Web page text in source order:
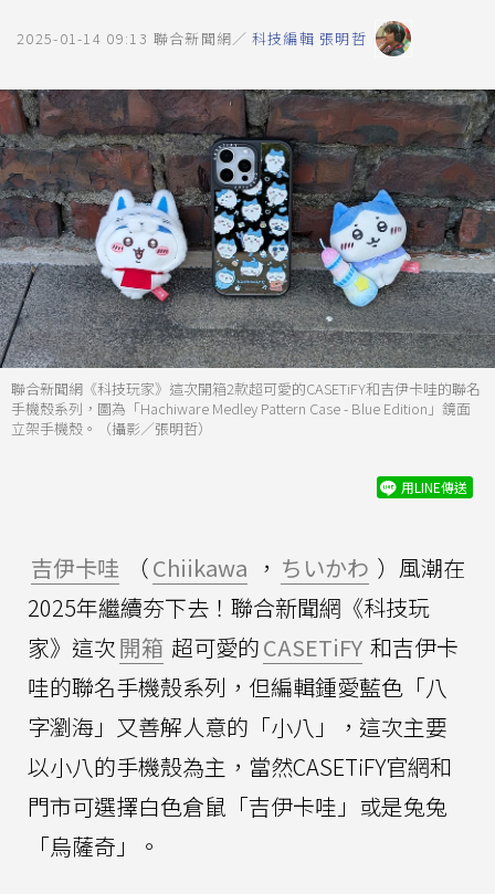
2025-01-14 09:13 聯合新聞網／ 科技編輯 張明哲
聯合新聞網《科技玩家》這次開箱2款超可愛的CASETiFY和吉伊卡哇的聯名
手機殼系列，圖為「Hachiware Medley Pattern Case - Blue Edition」鏡面
立架手機殼。（攝影／張明哲）
用LINE傳送
吉伊卡哇 （Chiikawa ， ちいかわ ）風潮在
2025年繼續夯下去！聯合新聞網《科技玩
家》這次開箱 超可愛的CASETiFY 和吉伊卡
哇的聯名手機殼系列，但編輯鍾愛藍色「八
字瀏海」又善解人意的「小八」，這次主要
以小八的手機殼為主，當然CASETiFY官網和
門市可選擇白色倉鼠「吉伊卡哇」或是兔兔
「烏薩奇」。